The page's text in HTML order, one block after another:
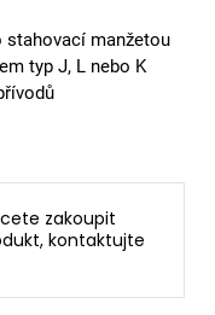
manžetou
typ J, L nebo K
zakoupit
kontaktujte